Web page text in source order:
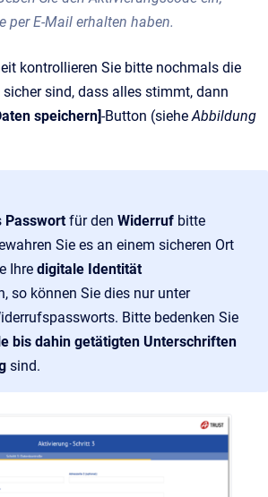
per E-Mail erhalten haben.
kontrollieren Sie bitte nochmals die
sicher sind, dass alles stimmt, dann
speichern]-Button (sieheAbbildung
Passwort für den Widerruf bitte
Sie es an einem sicheren Ort
Ihre digitale Identität
so können Sie dies nur unter
Bitte bedenken Sie
bis dahin getätigten Unterschriften
sind.